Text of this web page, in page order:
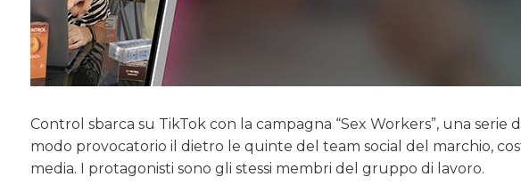
Control sbarca su TikTok con la campagna “Sex Workers”, una serie
modo provocatorio il dietro le quinte del team social del marchio,
media. I protagonisti sono gli stessi membri del gruppo di lavoro.